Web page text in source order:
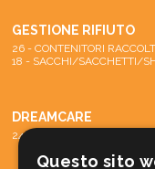
GESTIONE RIFIUTO
26 -
18 - SACCHI/SACCHETTI/
DREAMCARE
24 - SISTEMA DREAMCARE
Questo sito